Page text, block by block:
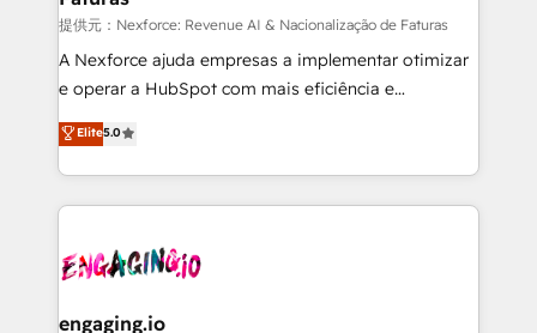
growth. 🚀 AI-Driven GTM Orchestration Unify
HubSpot with LinkedIn, WhatsApp, email, paid
media, and AI voice to drive pipeline. 🤖 AI Custom
prospecting, follow-ups, service triage, and
knowledge retrieval—built in HubSpot. ⚡ Fast-Track
advanced optimization & adoption 📍 São Paulo, BR
• Des Moines, IA • New York, NY
提供元：Nexforce: Revenue AI & Nacionalização de Faturas
A Nexforce ajuda empresas a implementar otimizar
e operar a HubSpot com mais eficiência e
previsibilidade de receita. Combinamos Revenue
Operations (RevOps) e Inteligência Artificial para
estruturar processos integrar sistemas organizar
dados e automatizar operações. O objetivo é
operacional de receita conectando equipes
Também somos distribuidores oficiais da HubSpot
Elite5.0
engaging.io